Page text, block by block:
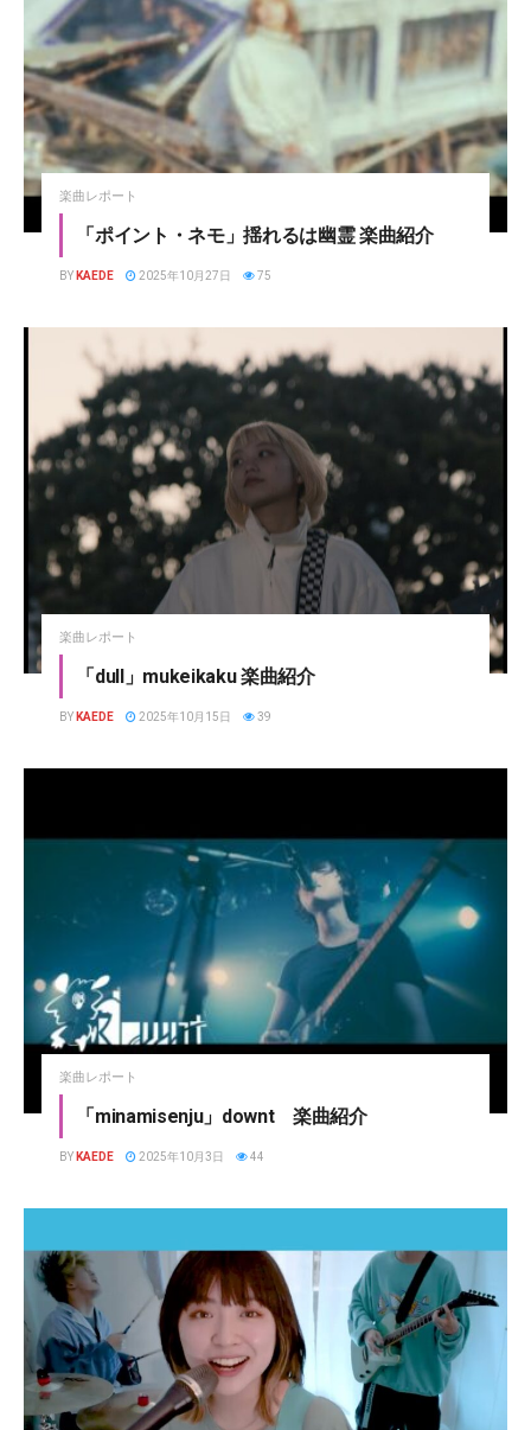
楽曲レポート
「ポイント・ネモ」揺れるは幽霊 楽曲紹介
BY KAEDE 2025年10月27日 75
楽曲レポート
「dull」mukeikaku 楽曲紹介
BY KAEDE 2025年10月15日 39
楽曲レポート
「minamisenju」downt 楽曲紹介
BY KAEDE 2025年10月3日 44